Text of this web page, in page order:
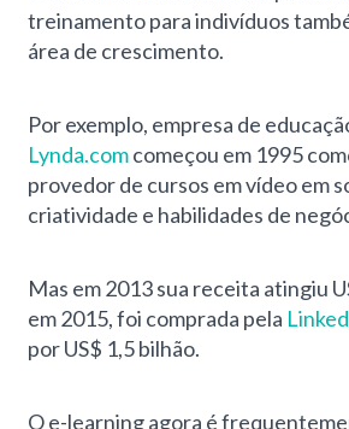
treinamento para indivíduos
área de crescimento.
Por exemplo, empresa de
Lynda.comcomeçou em 1995
provedor de cursos em vídeo em
criatividade e habilidades de
Mas em 2013 sua receita atingiu
em 2015, foi comprada pela
por US$ 1,5 bilhão.
O e-learning agora é